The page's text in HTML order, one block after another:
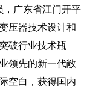
广东省江门开平
压器技术设计和
破行业技术瓶
领先的新一代敞
空白，获得国内